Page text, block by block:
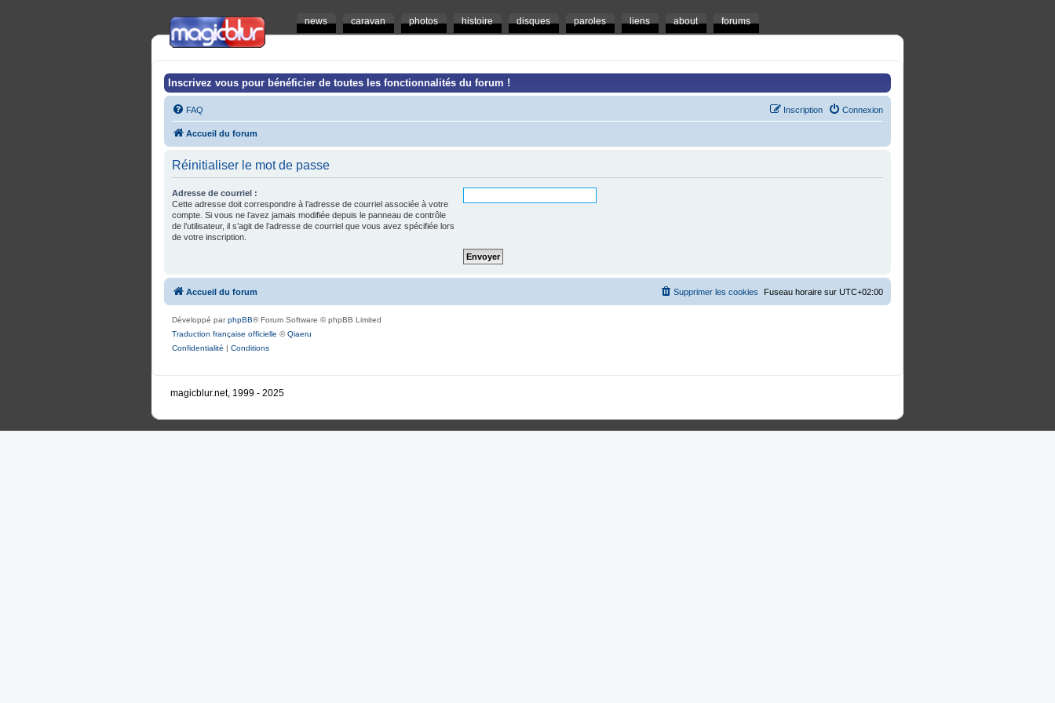
news caravan photos histoire disques paroles liens about forums
Inscrivez vous pour bénéficier de toutes les fonctionnalités du forum !
FAQ Connexion
Inscription
Accueil du forum
Réinitialiser le mot de passe
Adresse de courriel :
Cette adresse doit correspondre à l’adresse de courriel associée à votre
compte. Si vous ne l’avez jamais modifiée depuis le panneau de contrôle
de l’utilisateur, il s’agit de l’adresse de courriel que vous avez spécifiée lors
de votre inscription.
Accueil du forum Fuseau horaire sur UTC+02:00
Supprimer les cookies
Développé parphpBB® Forum Software © phpBB Limited
Traduction française officielle ©Qiaeru
Confidentialité | Conditions
magicblur.net, 1999 - 2025